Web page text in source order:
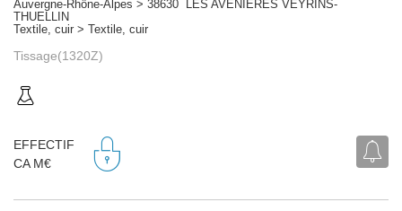
Auvergne-Rhône-Alpes > 38630 LES AVENIERES VEYRINS-
THUELLIN
Textile, cuir > Textile, cuir
Tissage(1320Z)
EFFECTIF
CA M€